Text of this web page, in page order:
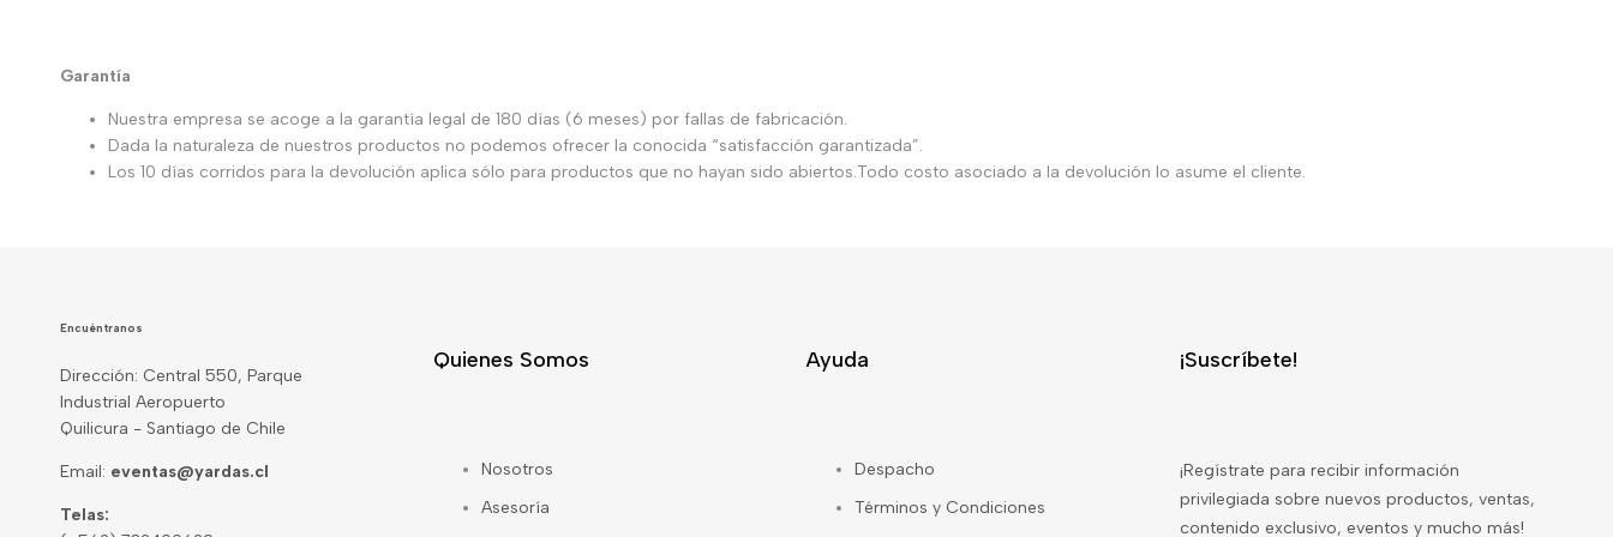
Garantía
Nuestra empresa se acoge a la garantía legal de 180 días (6 meses) por fallas de fabricación.
Dada la naturaleza de nuestros productos no podemos ofrecer la conocida “satisfacción garantizada”.
Los 10 días corridos para la devolución aplica sólo para productos que no hayan sido abiertos.Todo costo asociado a la devolución lo asume el cliente.
Encuéntranos
Dirección: Central 550, Parque
Industrial Aeropuerto
Quilicura - Santiago de Chile
Email: eventas@yardas.cl
Telas:
Quienes Somos
Nosotros
Asesoría
Ayuda
Despacho
Términos y Condiciones
¡Suscríbete!
¡Regístrate para recibir información
privilegiada sobre nuevos productos, ventas,
contenido exclusivo, eventos y mucho más!